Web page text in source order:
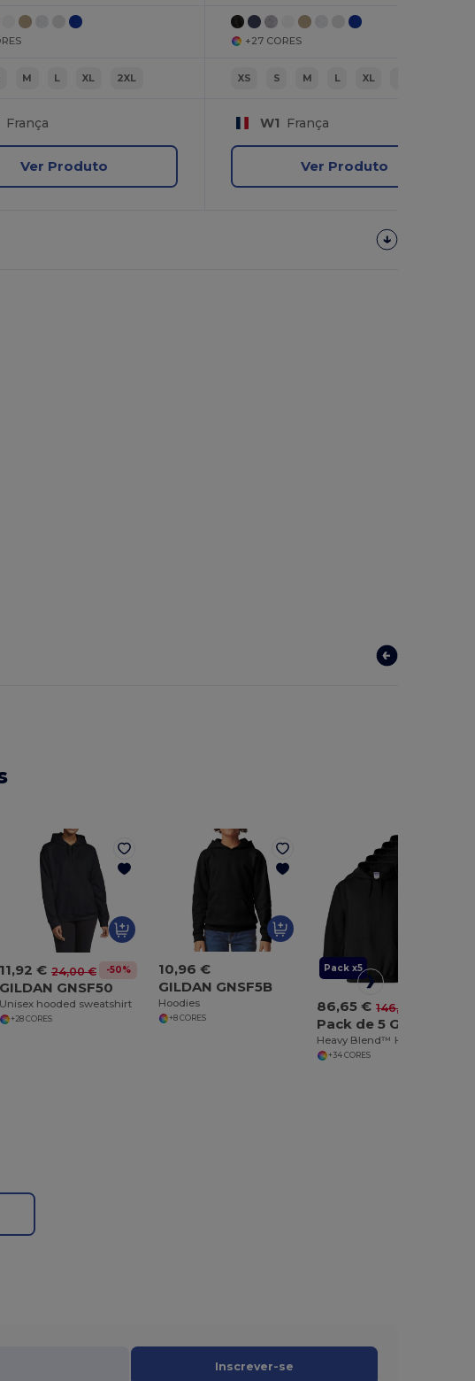
M L XL 2XL
França
Ver Produto
+27 CORES
XS S M L XL
W1 França
Ver Produto
11,92 € 24,00 € -50%
GILDAN GNSF50
Unisex hooded sweatshirt
+28 CORES
10,96 €
GILDAN GNSF5B
Hoodies
+8 CORES
Pack x5
86,65 € 146,20 €
+34 CORES
Inscrever-se